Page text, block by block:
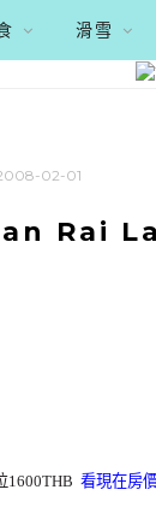
滑雪
02-01
Rai
1600THB 看現在房